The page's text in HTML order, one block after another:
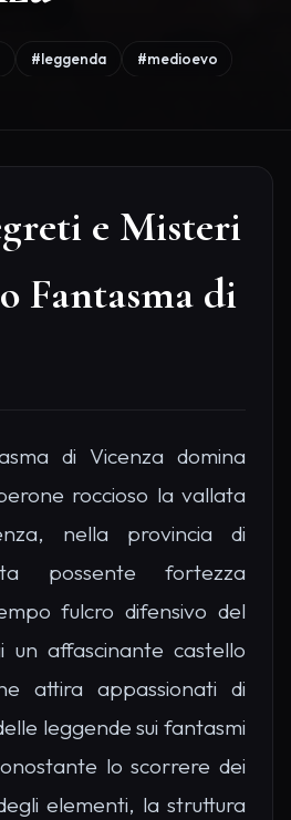
#leggenda #medioevo
e Misteri
Fantasma di
di Vicenza domina
roccioso la vallata
nella provincia di
possente fortezza
fulcro difensivo del
affascinante castello
attira appassionati di
leggende sui fantasmi
lo scorrere dei
elementi, la struttura